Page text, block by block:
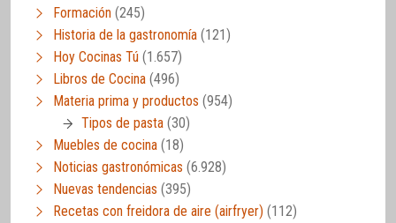
Formación (245)
Historia de la gastronomía (121)
Hoy Cocinas Tú (1.657)
Libros de Cocina (496)
Materia prima y productos (954)
Tipos de pasta (30)
Muebles de cocina (18)
Noticias gastronómicas (6.928)
Nuevas tendencias (395)
Recetas con freidora de aire (airfryer) (112)